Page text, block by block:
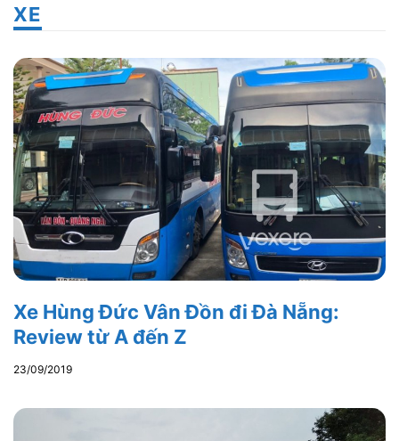
XE
Xe Hùng Đức Vân Đồn đi Đà Nẵng:
Review từ A đến Z
23/09/2019